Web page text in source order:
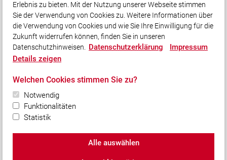
Quicklinks
LFV Bayern
Social Media
Bleiben Sie mit uns in Kontakt und vernetzen Sie sich
mit uns!
© 2026 Freiwillige Feuerwehr Unterleinach e.V.
Erlebnis zu bieten. Mit der Nutzung unserer Webseite stimmen
Sie der Verwendung von Cookies zu. Weitere Informationen über
die Verwendung von Cookies und wie Sie Ihre Einwilligung für die
Zukunft widerrufen können, finden Sie in unseren
Datenschutzhinweisen. Datenschutzerklärung
Impressum
Details zeigen
Welchen Cookies stimmen Sie zu?
Notwendig
Funktionalitäten
Statistik
Alle auswählen